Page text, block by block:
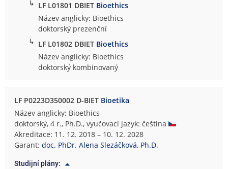
↳ LF L01801 DBIET Bioethics
Název anglicky: Bioethics
doktorský prezenční
↳ LF L01802 DBIET Bioethics
Název anglicky: Bioethics
doktorský kombinovaný
LF P0223D350002 D-BIET Bioetika
Název anglicky: Bioethics
doktorský, 4 r., Ph.D., vyučovací jazyk: čeština
Akreditace: 11. 12. 2018 – 10. 12. 2028
Garant:doc. PhDr. Alena Slezáčková, Ph.D.
Studijní plány: